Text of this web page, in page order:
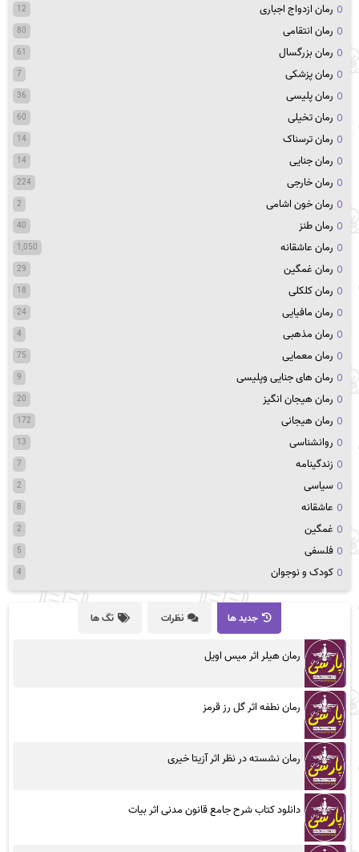
رمان ازدواج اجباری 12
رمان انتقامی 80
رمان بزرگسال 61
رمان پزشکی 7
رمان پلیسی 36
رمان تخیلی 60
رمان ترسناک 14
رمان جنایی 14
رمان خارجی 224
رمان خون اشامی 2
رمان طنز 40
رمان عاشقانه 1,050
رمان غمگین 29
رمان کلکلی 18
رمان مافیایی 24
رمان مذهبی 4
رمان معمایی 75
رمان های جنایی وپلیسی 9
رمان هیجان انگیز 20
رمان هیجانی 172
روانشناسی 13
زندگینامه 7
سیاسی 2
عاشقانه 8
غمگین 2
فلسفی 5
کودک و نوجوان 4
جدید ها نظرات تگ ها
رمان هیلر اثر میس اویل
رمان نطفه اثر گل رز قرمز
رمان نشسته در نظر اثر آزیتا خیری
دانلود کتاب شرح جامع قانون مدنی اثر بیات